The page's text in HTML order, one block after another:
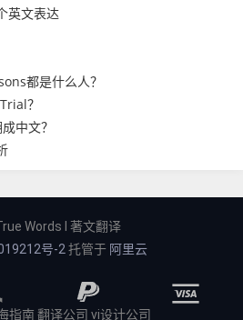
英文表达
都是什么人？
？
中文？
Words I 著文翻译
号-2 托管于 阿里云
指南 翻译公司 vi设计公司